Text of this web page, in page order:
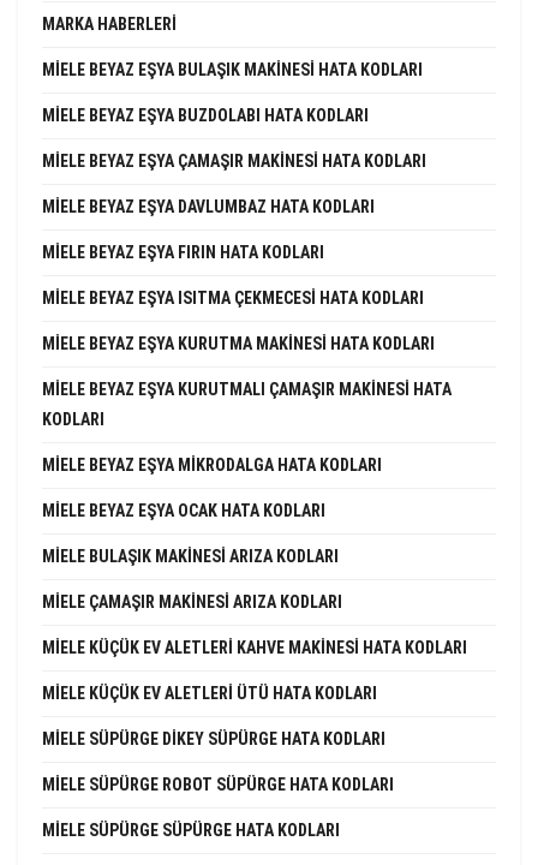
MARKA HABERLERI
MIELE BEYAZ EŞYA BULAŞIK MAKINESI HATA KODLARI
MIELE BEYAZ EŞYA BUZDOLABI HATA KODLARI
MIELE BEYAZ EŞYA ÇAMAŞIR MAKINESI HATA KODLARI
MIELE BEYAZ EŞYA DAVLUMBAZ HATA KODLARI
MIELE BEYAZ EŞYA FIRIN HATA KODLARI
MIELE BEYAZ EŞYA ISITMA ÇEKMECESI HATA KODLARI
MIELE BEYAZ EŞYA KURUTMA MAKINESI HATA KODLARI
MIELE BEYAZ EŞYA KURUTMALI ÇAMAŞIR MAKINESI HATA
KODLARI
MIELE BEYAZ EŞYA MIKRODALGA HATA KODLARI
MIELE BEYAZ EŞYA OCAK HATA KODLARI
MIELE BULAŞIK MAKINESI ARIZA KODLARI
MIELE ÇAMAŞIR MAKINESI ARIZA KODLARI
MIELE KÜÇÜK EV ALETLERI KAHVE MAKINESI HATA KODLARI
MIELE KÜÇÜK EV ALETLERI ÜTÜ HATA KODLARI
MIELE SÜPÜRGE DIKEY SÜPÜRGE HATA KODLARI
MIELE SÜPÜRGE ROBOT SÜPÜRGE HATA KODLARI
MIELE SÜPÜRGE SÜPÜRGE HATA KODLARI